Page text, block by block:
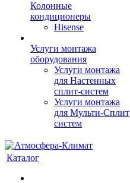
Колонные
кондиционеры
Hisense
Услуги монтажа
оборудования
Услуги монтажа
для Настенных
сплит-систем
Услуги монтажа
для Мульти-Сплит
систем
Каталог